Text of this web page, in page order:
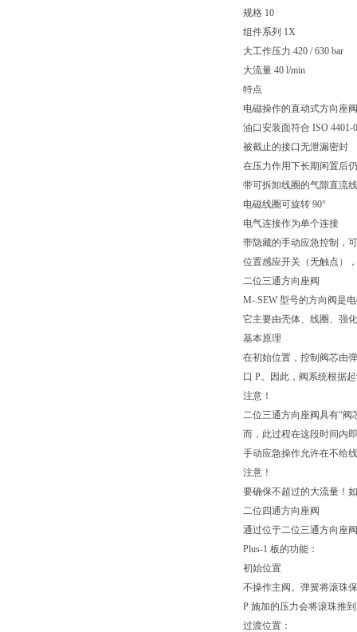
规格 10
组件系列 1X
大工作压力 420 / 630 bar
大流量 40 l/min
特点
电磁操作的直动式方向座阀
油口安装面符合 ISO 4401-
被截止的接口无泄漏密封
在压力作用下长期闲置后
带可拆卸线圈的气隙直流
电磁线圈可旋转 90°
电气连接作为单个连接
带隐藏的手动应急控制，
位置感应开关（无触点）
二位三通方向座阀
M-.SEW 型号的方向阀是
它主要由壳体、线圈、强
基本原理
在初始位置，控制阀芯由
口 P。因此，阀系统根据
注意！
二位三通方向座阀具有“
而，此过程在这段时间内
手动应急操作允许在不给
注意！
要确保不超过的大流量！
二位四通方向座阀
通过位于二位三通方向座
Plus-1 板的功能：
初始位置
不操作主阀。弹簧将滚珠
P 施加的压力会将滚珠推
过渡位置：